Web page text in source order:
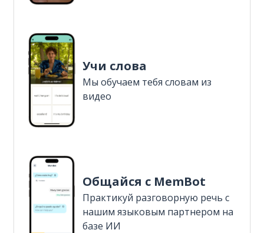
Учи слова
Мы обучаем тебя словам из
видео
Общайся с MemBot
Практикуй разговорную речь с
нашим языковым партнером на
базе ИИ